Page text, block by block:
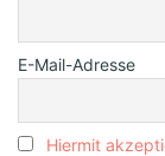
E-Mail-Adresse
Hiermit